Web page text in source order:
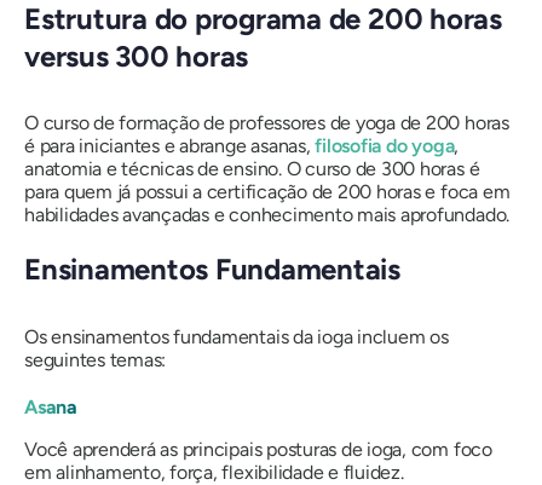
Estrutura do programa de 200 horas
versus 300 horas
O curso de formação de professores de yoga de 200 horas
é para iniciantes e abrange asanas,filosofia do yoga,
anatomia e técnicas de ensino. O curso de 300 horas é
para quem já possui a certificação de 200 horas e foca em
habilidades avançadas e conhecimento mais aprofundado.
Ensinamentos Fundamentais
Os ensinamentos fundamentais da ioga incluem os
seguintes temas:
Asana
Você aprenderá as principais posturas de ioga, com foco
em alinhamento, força, flexibilidade e fluidez.